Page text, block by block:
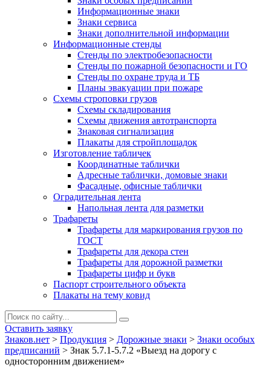
Информационные знаки
Знаки сервиса
Знаки дополнительной информации
Информационные стенды
Стенды по электробезопасности
Стенды по пожарной безопасности и ГО
Стенды по охране труда и ТБ
Планы эвакуации при пожаре
Схемы строповки грузов
Схемы складирования
Схемы движения автотранспорта
Знаковая сигнализация
Плакаты для стройплощадок
Изготовление табличек
Координатные таблички
Адресные таблички, домовые знаки
Фасадные, офисные таблички
Оградительная лента
Напольная лента для разметки
Трафареты
Трафареты для маркирования грузов по
ГОСТ
Трафареты для декора стен
Трафареты для дорожной разметки
Трафареты цифр и букв
Паспорт строительного объекта
Плакаты на тему ковид
Оставить заявку
Знаков.нет > Продукция > Дорожные знаки > Знаки особых
предписаний > Знак 5.7.1-5.7.2 «Выезд на дорогу с
односторонним движением»